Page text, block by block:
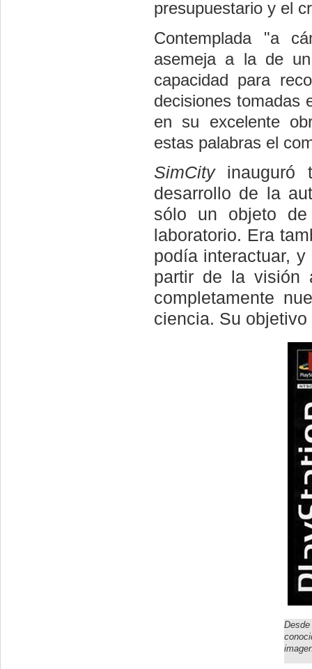
presupuestario y el
Contemplada "a
asemeja a la de un
capacidad para
decisiones tomadas
en su excelente
estas palabras el
SimCityinauguró
desarrollo de la
sólo un objeto
laboratorio. Era
podía interactuar,
partir de la visión
completamente
ciencia. Su objetivo